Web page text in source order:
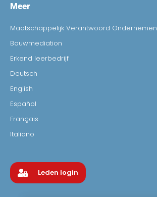
Meer
Maatschappelijk Verantwoord Ondernemen
Bouwmediation
Erkend leerbedrijf
Deutsch
English
Español
Français
Italiano
Leden login